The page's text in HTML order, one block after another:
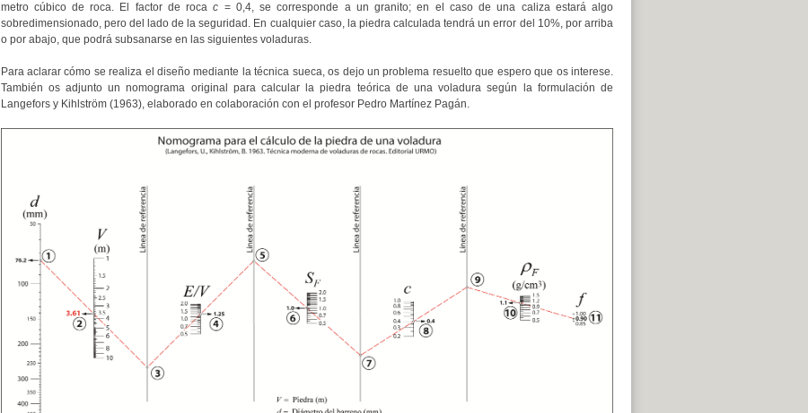
metro cúbico de roca. El factor de rocac = 0,4, se corresponde a un granito; en el caso de una caliza estará algo
sobredimensionado, pero del lado de la seguridad. En cualquier caso, la piedra calculada tendrá un error del 10%, por arriba
o por abajo, que podrá subsanarse en las siguientes voladuras.
Para aclarar cómo se realiza el diseño mediante la técnica sueca, os dejo un problema resuelto que espero que os interese.
También os adjunto un nomograma original para calcular la piedra teórica de una voladura según la formulación de
Langefors y Kihlström (1963), elaborado en colaboración con el profesor Pedro Martínez Pagán.